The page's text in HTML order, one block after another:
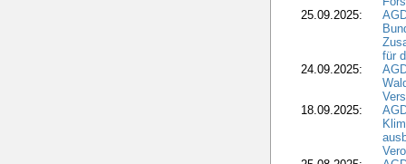
25.09.2025:
für
24.09.2025:
18.09.2025: